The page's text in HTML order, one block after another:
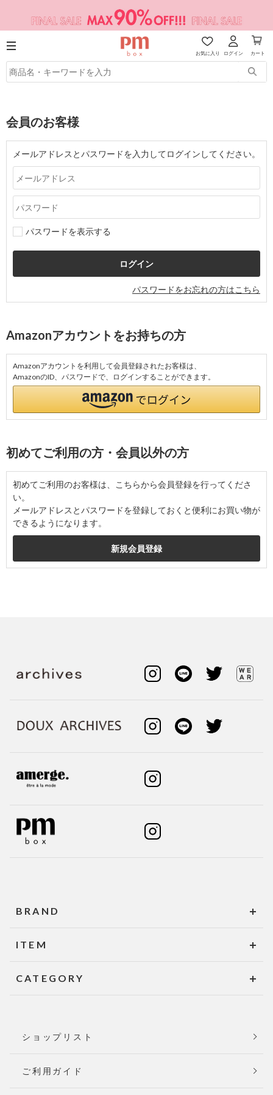
お気に入り ログイン カート
会員のお客様
メールアドレスとパスワードを入力してログインしてください。
パスワードを表示する
パスワードをお忘れの方はこちら
Amazonアカウントをお持ちの方
Amazonアカウントを利用して会員登録されたお客様は、
AmazonのID、パスワードで、ログインすることができます。
初めてご利用の方・会員以外の方
初めてご利用のお客様は、こちらから会員登録を行ってくださ
い。
メールアドレスとパスワードを登録しておくと便利にお買い物が
できるようになります。
BRAND
ITEM
CATEGORY
ショップリスト
ご利用ガイド